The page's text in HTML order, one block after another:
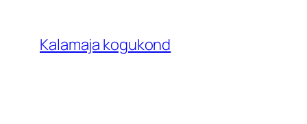
juurde
Kalamaja kogukond